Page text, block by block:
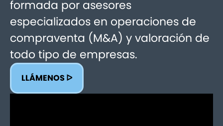
formada por asesores
especializados en operaciones de
compraventa (M&A) y valoración de
todo tipo de empresas.
LLÁMENOS ᐅ